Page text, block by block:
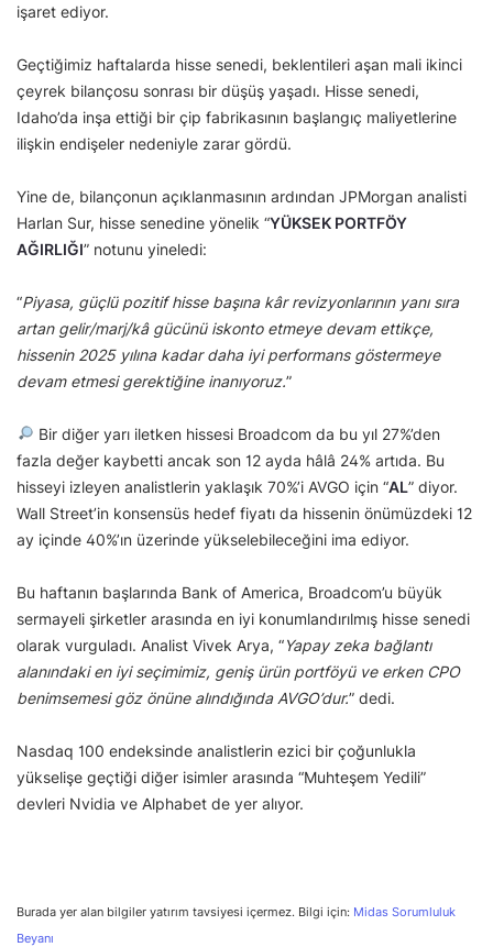
işaret ediyor.
Geçtiğimiz haftalarda hisse senedi, beklentileri aşan mali ikinci
çeyrek bilançosu sonrası bir düşüş yaşadı. Hisse senedi,
Idaho’da inşa ettiği bir çip fabrikasının başlangıç maliyetlerine
ilişkin endişeler nedeniyle zarar gördü.
Yine de, bilançonun açıklanmasının ardından JPMorgan analisti
Harlan Sur, hisse senedine yönelik “YÜKSEK PORTFÖY
AĞIRLIĞI” notunu yineledi:
“Piyasa, güçlü pozitif hisse başına kâr revizyonlarının yanı sıra
artan gelir/marj/kâ gücünü iskonto etmeye devam ettikçe,
hissenin 2025 yılına kadar daha iyi performans göstermeye
devam etmesi gerektiğine inanıyoruz.”
Bir diğer yarı iletken hissesi Broadcom da bu yıl 27%’den
fazla değer kaybetti ancak son 12 ayda hâlâ 24% artıda. Bu
hisseyi izleyen analistlerin yaklaşık 70%’i AVGO için “AL” diyor.
Wall Street’in konsensüs hedef fiyatı da hissenin önümüzdeki 12
ay içinde 40%’ın üzerinde yükselebileceğini ima ediyor.
Bu haftanın başlarında Bank of America, Broadcom’u büyük
sermayeli şirketler arasında en iyi konumlandırılmış hisse senedi
olarak vurguladı. Analist Vivek Arya, “Yapay zeka bağlantı
alanındaki en iyi seçimimiz, geniş ürün portföyü ve erken CPO
benimsemesi göz önüne alındığında AVGO’dur.” dedi.
Nasdaq 100 endeksinde analistlerin ezici bir çoğunlukla
yükselişe geçtiği diğer isimler arasında “Muhteşem Yedili”
devleri Nvidia ve Alphabet de yer alıyor.
Burada yer alan bilgiler yatırım tavsiyesi içermez. Bilgi için: Midas Sorumluluk
Beyanı